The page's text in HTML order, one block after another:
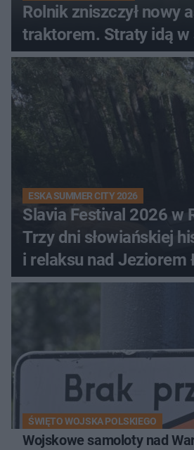
Rolnik zniszczył nowy
traktorem. Straty idą
ESKA SUMMER CITY 2026
Slavia Festival 2026 w
Trzy dni słowiańskiej
i relaksu nad Jeziorem
ŚWIĘTO WOJSKA POLSKIEGO
Wojskowe samoloty nad